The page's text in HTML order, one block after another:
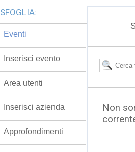
Non
SFOGLIA:
Eventi
Inserisci evento
Area utenti
Inserisci azienda
Approfondimenti